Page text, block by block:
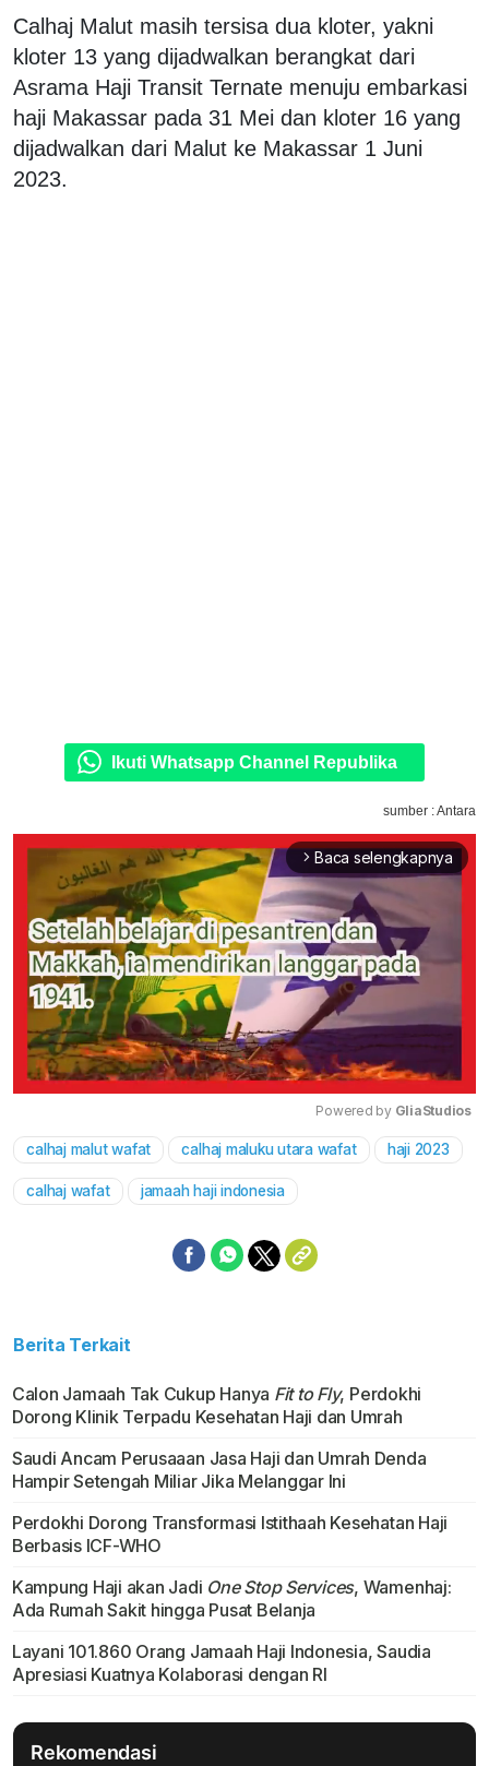
Calhaj Malut masih tersisa dua kloter, yakni
kloter 13 yang dijadwalkan berangkat dari
Asrama Haji Transit Ternate menuju embarkasi
haji Makassar pada 31 Mei dan kloter 16 yang
dijadwalkan dari Malut ke Makassar 1 Juni
2023.
Ikuti Whatsapp Channel Republika
sumber : Antara
arrow_forward_ios Baca selengkapnya
Mute
Powered by GliaStudios
calhaj malut wafat calhaj maluku utara wafat haji 2023
calhaj wafat jamaah haji indonesia
Berita Terkait
Calon Jamaah Tak Cukup Hanya Fit to Fly, Perdokhi
Dorong Klinik Terpadu Kesehatan Haji dan Umrah
Saudi Ancam Perusaaan Jasa Haji dan Umrah Denda
Hampir Setengah Miliar Jika Melanggar Ini
Perdokhi Dorong Transformasi Istithaah Kesehatan Haji
Berbasis ICF-WHO
Kampung Haji akan Jadi One Stop Services, Wamenhaj:
Ada Rumah Sakit hingga Pusat Belanja
Layani 101.860 Orang Jamaah Haji Indonesia, Saudia
Apresiasi Kuatnya Kolaborasi dengan RI
Rekomendasi